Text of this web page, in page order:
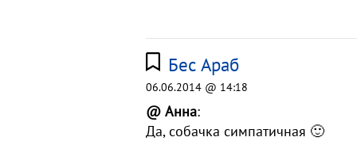
Бес Араб
06.06.2014 @ 14:18
@ Анна:
Да, собачка симпатичная 🙂